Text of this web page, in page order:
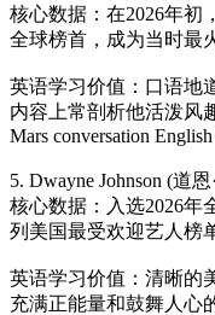
核心数据：在2026年初
全球榜首，成为当时最
英语学习价值：口语地
内容上常剖析他活泼风
Mars conversation
5. Dwayne Johnson (道
核心数据：入选2026年
列美国最受欢迎艺人榜
英语学习价值：清晰的
充满正能量和鼓舞人心